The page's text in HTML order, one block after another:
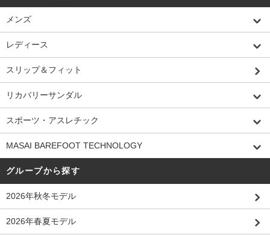
メンズ
レディース
スリップ＆フィット
リカバリーサンダル
スポーツ・アスレチック
MASAI BAREFOOT TECHNOLOGY
グループから探す
2026年秋冬モデル
2026年春夏モデル